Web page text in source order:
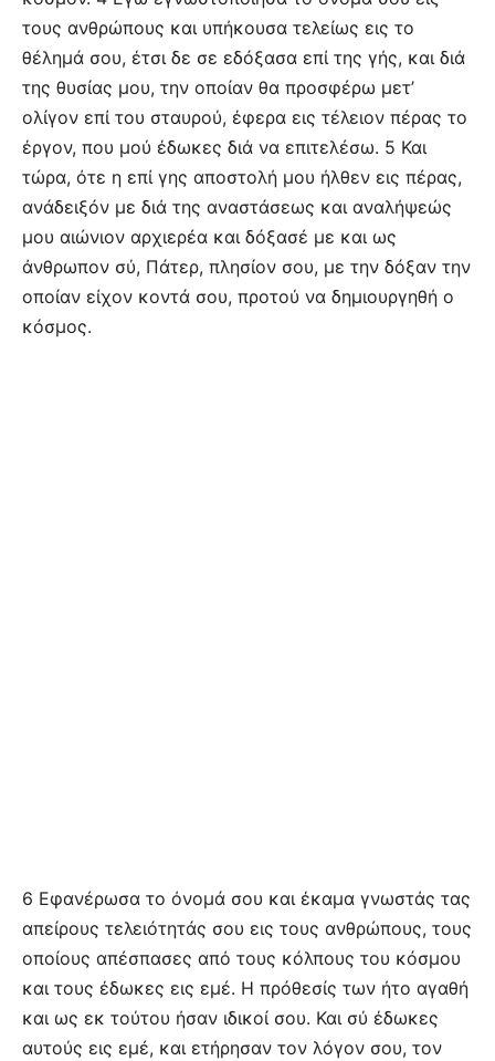
τους ανθρώπους και υπήκουσα τελείως εις το
θέλημά σου, έτσι δε σε εδόξασα επί της γής, και διά
της θυσίας μου, την οποίαν θα προσφέρω μετ’
ολίγον επί του σταυρού, έφερα εις τέλειον πέρας το
έργον, που μού έδωκες διά να επιτελέσω. 5 Και
τώρα, ότε η επί γης αποστολή μου ήλθεν εις πέρας,
ανάδειξόν με διά της αναστάσεως και αναλήψεώς
μου αιώνιον αρχιερέα και δόξασέ με και ως
άνθρωπον σύ, Πάτερ, πλησίον σου, με την δόξαν την
οποίαν είχον κοντά σου, προτού να δημιουργηθή ο
κόσμος.
6 Εφανέρωσα το όνομά σου και έκαμα γνωστάς τας
απείρους τελειότητάς σου εις τους ανθρώπους, τους
οποίους απέσπασες από τους κόλπους του κόσμου
και τους έδωκες εις εμέ. Η πρόθεσίς των ήτο αγαθή
και ως εκ τούτου ήσαν ιδικοί σου. Και σύ έδωκες
αυτούς εις εμέ, και ετήρησαν τον λόγον σου, τον